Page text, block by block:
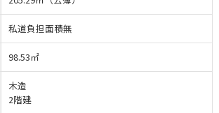
私道負担面積無
98.53㎡
木造
2階建